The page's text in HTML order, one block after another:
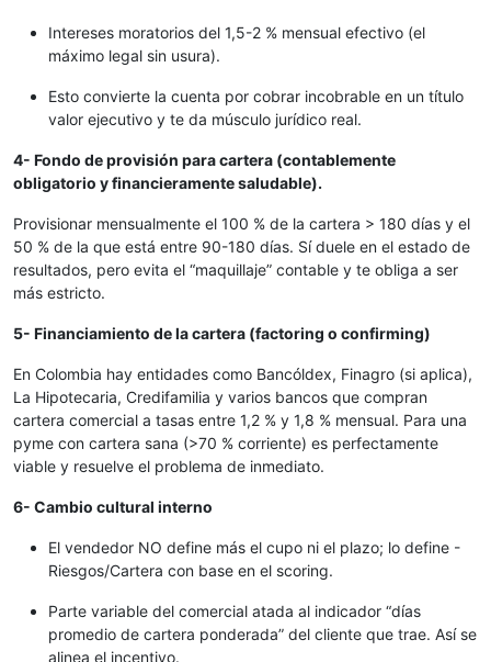
Intereses moratorios del 1,5-2 % mensual efectivo (el
máximo legal sin usura).
Esto convierte la cuenta por cobrar incobrable en un título
valor ejecutivo y te da músculo jurídico real.
4- Fondo de provisión para cartera (contablemente
obligatorio y financieramente saludable).
Provisionar mensualmente el 100 % de la cartera > 180 días y el
50 % de la que está entre 90-180 días. Sí duele en el estado de
resultados, pero evita el “maquillaje” contable y te obliga a ser
más estricto.
5- Financiamiento de la cartera (factoring o confirming)
En Colombia hay entidades como Bancóldex, Finagro (si aplica),
La Hipotecaria, Credifamilia y varios bancos que compran
cartera comercial a tasas entre 1,2 % y 1,8 % mensual. Para una
pyme con cartera sana (>70 % corriente) es perfectamente
viable y resuelve el problema de inmediato.
6- Cambio cultural interno
El vendedor NO define más el cupo ni el plazo; lo define -
Riesgos/Cartera con base en el scoring.
Parte variable del comercial atada al indicador “días
promedio de cartera ponderada” del cliente que trae. Así se
alinea el incentivo.